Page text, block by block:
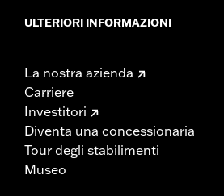
ULTERIORI INFORMAZIONI
La nostra azienda
Carriere
Investitori
Diventa una concessionaria
Tour degli stabilimenti
Museo